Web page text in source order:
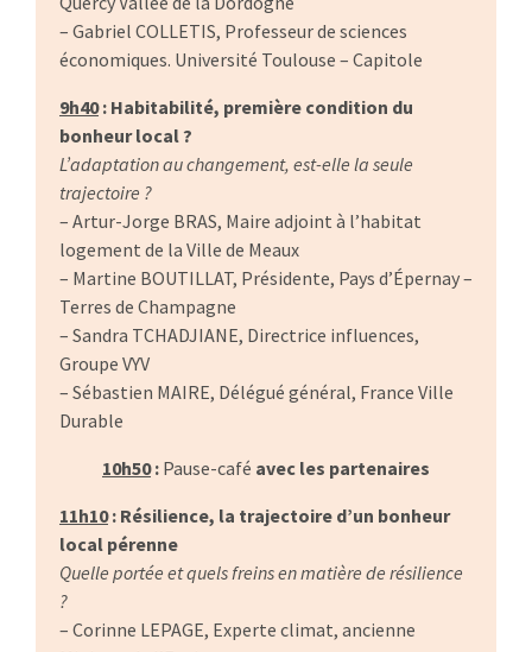
– Gabriel COLLETIS, Professeur de sciences
économiques. Université Toulouse – Capitole
9h40: Habitabilité, première condition du
bonheur local ?
L’adaptation au changement, est-elle la seule
trajectoire ?
– Artur-Jorge BRAS, Maire adjoint à l’habitat
logement de la Ville de Meaux
– Martine BOUTILLAT, Présidente, Pays d’Épernay –
Terres de Champagne
– Sandra TCHADJIANE, Directrice influences,
Groupe VYV
– Sébastien MAIRE, Délégué général, France Ville
Durable
10h50 : Pause-café avec les partenaires
11h10: Résilience, la trajectoire d’un bonheur
local pérenne
Quelle portée et quels freins en matière de résilience
?
– Corinne LEPAGE, Experte climat, ancienne